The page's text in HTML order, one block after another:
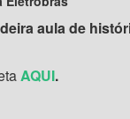
aula de
AQUI.